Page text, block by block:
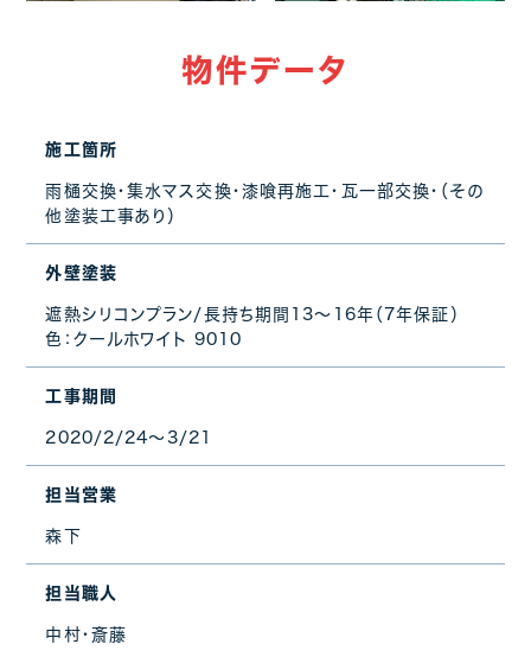
物件データ
施工箇所
雨樋交換・集水マス交換・漆喰再施工・瓦一部交換・（その
他塗装工事あり）
外壁塗装
遮熱シリコンプラン/長持ち期間13～16年（7年保証）
色：クールホワイト 9010
工事期間
2020/2/24～3/21
担当営業
森下
担当職人
中村・斎藤